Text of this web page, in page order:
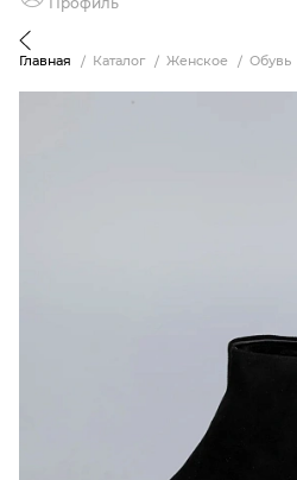
Главная Каталог Женское Обувь